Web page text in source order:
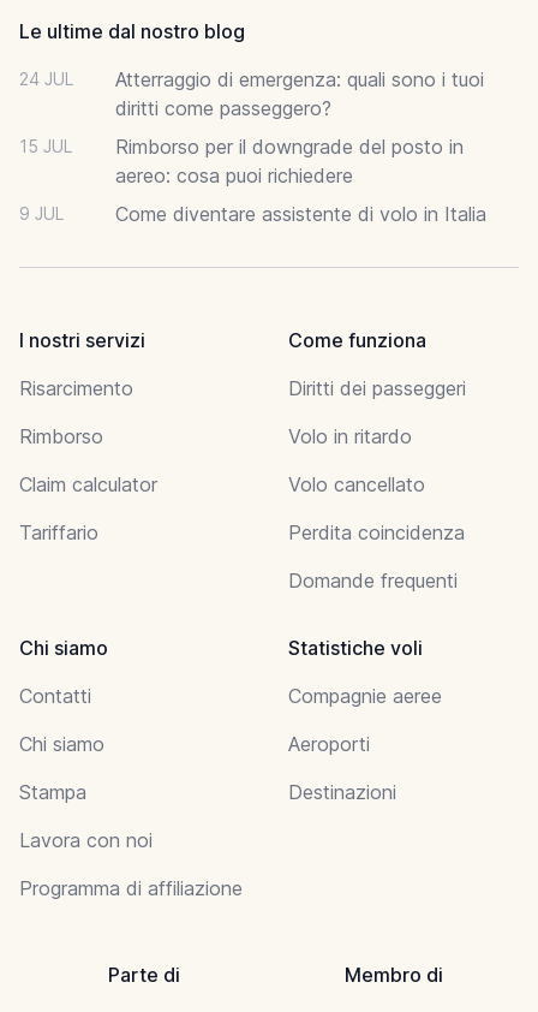
Le ultime dal nostro blog
24 JUL
Atterraggio di emergenza: quali sono i tuoi
diritti come passeggero?
15 JUL
Rimborso per il downgrade del posto in
aereo: cosa puoi richiedere
9 JUL Come diventare assistente di volo in Italia
I nostri servizi
Risarcimento
Rimborso
Claim calculator
Tariffario
Come funziona
Diritti dei passeggeri
Volo in ritardo
Volo cancellato
Perdita coincidenza
Domande frequenti
Chi siamo
Contatti
Chi siamo
Stampa
Lavora con noi
Programma di affiliazione
Statistiche voli
Compagnie aeree
Aeroporti
Destinazioni
Parte di Membro di